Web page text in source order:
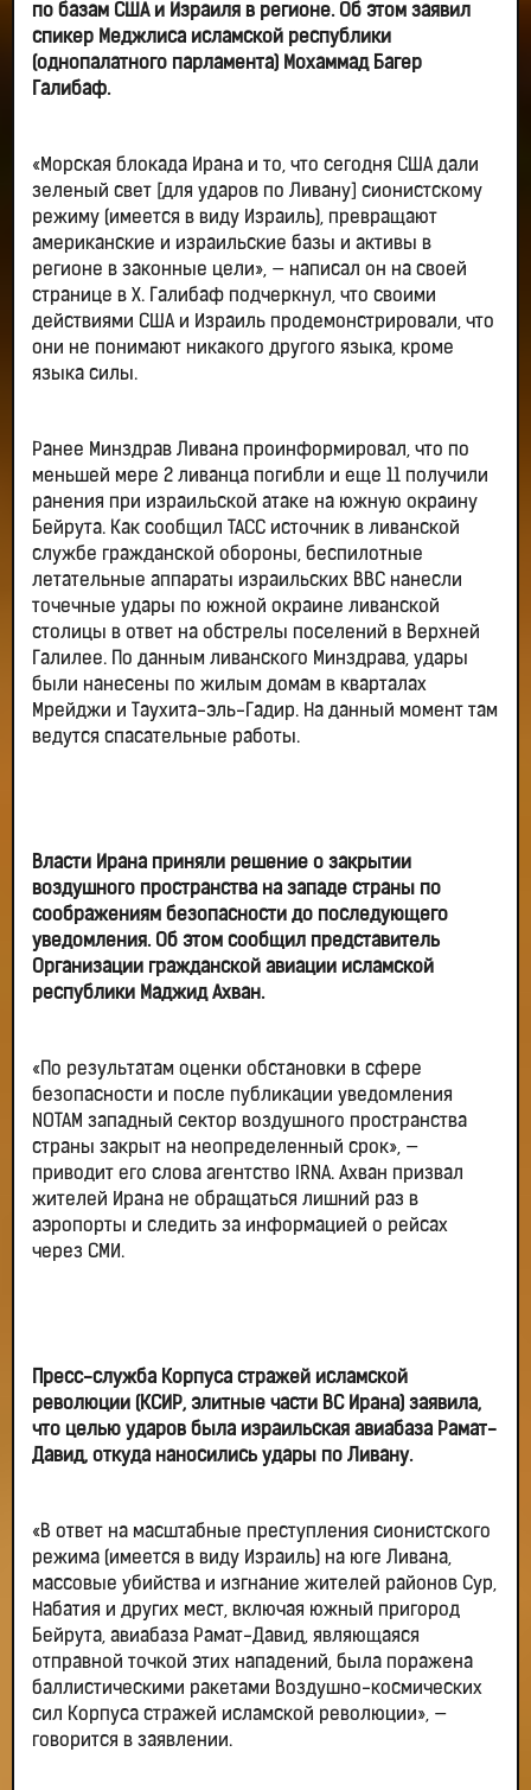
по базам США и Израиля в регионе. Об этом заявил
спикер Меджлиса исламской республики
(однопалатного парламента) Мохаммад Багер
Галибаф.
«Морская блокада Ирана и то, что сегодня США дали
зеленый свет [для ударов по Ливану] сионистскому
режиму (имеется в виду Израиль), превращают
американские и израильские базы и активы в
регионе в законные цели», — написал он на своей
странице в Х. Галибаф подчеркнул, что своими
действиями США и Израиль продемонстрировали, что
они не понимают никакого другого языка, кроме
языка силы.
Ранее Минздрав Ливана проинформировал, что по
меньшей мере 2 ливанца погибли и еще 11 получили
ранения при израильской атаке на южную окраину
Бейрута. Как сообщил ТАСС источник в ливанской
службе гражданской обороны, беспилотные
летательные аппараты израильских ВВС нанесли
точечные удары по южной окраине ливанской
столицы в ответ на обстрелы поселений в Верхней
Галилее. По данным ливанского Минздрава, удары
были нанесены по жилым домам в кварталах
Мрейджи и Таухита-эль-Гадир. На данный момент там
ведутся спасательные работы.
Власти Ирана приняли решение о закрытии
воздушного пространства на западе страны по
соображениям безопасности до последующего
уведомления. Об этом сообщил представитель
Организации гражданской авиации исламской
республики Маджид Ахван.
«По результатам оценки обстановки в сфере
безопасности и после публикации уведомления
NOTAM западный сектор воздушного пространства
страны закрыт на неопределенный срок», —
приводит его слова агентство IRNA. Ахван призвал
жителей Ирана не обращаться лишний раз в
аэропорты и следить за информацией о рейсах
через СМИ.
Пресс-служба Корпуса стражей исламской
революции (КСИР, элитные части ВС Ирана) заявила,
что целью ударов была израильская авиабаза Рамат-
Давид, откуда наносились удары по Ливану.
«В ответ на масштабные преступления сионистского
режима (имеется в виду Израиль) на юге Ливана,
массовые убийства и изгнание жителей районов Сур,
Набатия и других мест, включая южный пригород
Бейрута, авиабаза Рамат-Давид, являющаяся
отправной точкой этих нападений, была поражена
баллистическими ракетами Воздушно-космических
сил Корпуса стражей исламской революции», —
говорится в заявлении.